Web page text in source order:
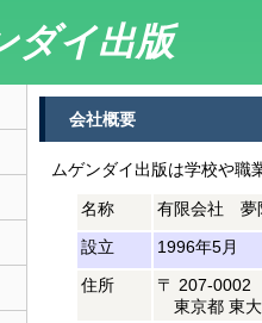
ダイ出版
会社概要
ムゲンダイ出版は学校や職
名称
有限会社 夢
設立
1996年5月
住所
〒 207-0002
東京都 東